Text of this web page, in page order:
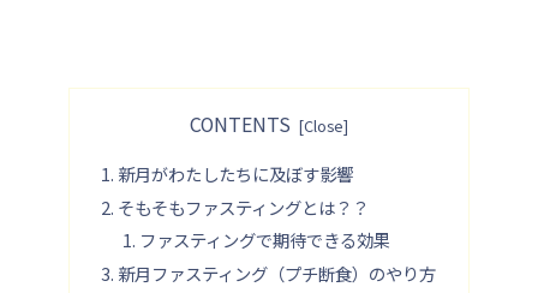
CONTENTS
新月がわたしたちに及ぼす影響
そもそもファスティングとは？？
ファスティングで期待できる効果
新月ファスティング（プチ断食）のやり方